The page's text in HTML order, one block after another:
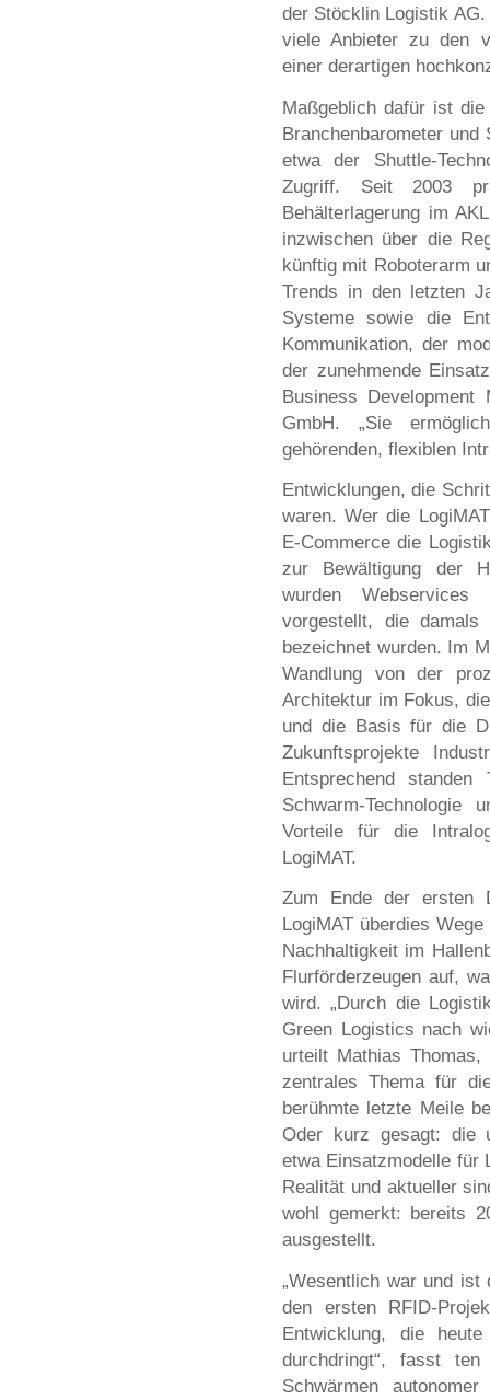
der Stöcklin Logistik
viele Anbieter zu den
einer derartigen
Maßgeblich dafür ist
Branchenbarometer
etwa der Shuttle-
Zugriff. Seit 2003
Behälterlagerung im
inzwischen über die
künftig mit Roboterarm
Trends in den letzten
Systeme sowie die
Kommunikation, der
der zunehmende
Business Development
GmbH. „Sie
gehörenden, flexiblen
Entwicklungen, die
waren. Wer die
E-Commerce die
zur Bewältigung der
wurden Webservices
vorgestellt, die damals
bezeichnet wurden. Im
Wandlung von der
Architektur im Fokus,
und die Basis für die
Zukunftsprojekte
Entsprechend
Schwarm-Technologie
Vorteile für die
LogiMAT.
Zum Ende der ersten
LogiMAT überdies
Nachhaltigkeit im
Flurförderzeugen auf,
wird. „Durch die
Green Logistics nach
urteilt Mathias
zentrales Thema für
berühmte letzte Meile
Oder kurz gesagt: die
etwa Einsatzmodelle für
Realität und aktueller
wohl gemerkt: bereits
ausgestellt.
„Wesentlich war und ist
den ersten RFID-
Entwicklung, die
durchdringt“, fasst
Schwärmen